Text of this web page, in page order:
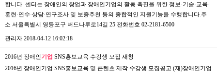
합니다. 센터는 장애인의 창업과 장애인기업의 활동 촉진을 위한 정보·기술·교육·
훈련·연수·상담·연구조사 및 보증추천 등의 종합적인 지원기능을 수행합니다.​주
소 서울특별시 영등포구 버드나루로14길 25 전화번호 02-2181-6500
관리자 2018-04-12 16:02:18
2016년 장애인기업 SNS홍보교육 수강생 모집 새창
2016년 장애인기업 SNS홍보교육 및 콘텐츠 제작 수강생 모집공고 (재)장애인기업